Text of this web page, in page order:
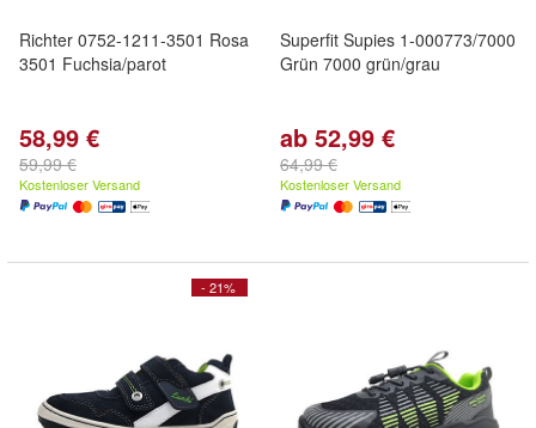
Richter 0752-1211-3501 Rosa
3501 Fuchsia/parot
58,99 €
59,99 €
Kostenloser Versand
Superfit Supies 1-000773/7000
Grün 7000 grün/grau
ab 52,99 €
64,99 €
Kostenloser Versand
- 21%